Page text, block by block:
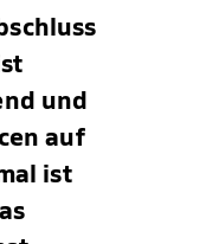
und
auf
ist